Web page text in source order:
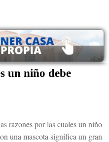
un niño debe
razones por las cuales un niño
una mascota significa un gran